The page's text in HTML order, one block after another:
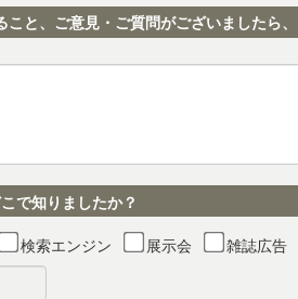
こと、ご意見・ご質問がございましたら
で知りましたか？
検索エンジン 展示会 雑誌広告